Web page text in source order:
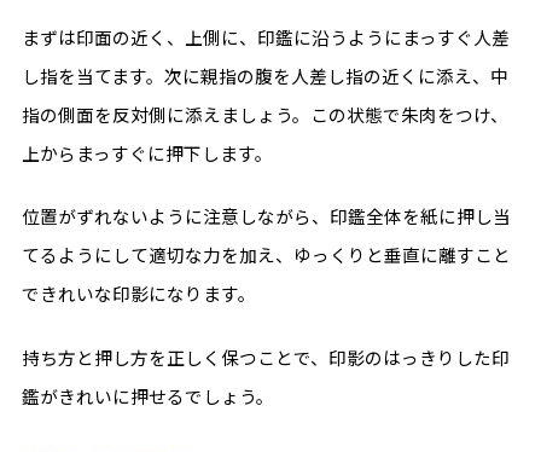
まずは印面の近く、上側に、印鑑に沿うようにまっすぐ人差
し指を当てます。次に親指の腹を人差し指の近くに添え、中
指の側面を反対側に添えましょう。この状態で朱肉をつけ、
上からまっすぐに押下します。
位置がずれないように注意しながら、印鑑全体を紙に押し当
てるようにして適切な力を加え、ゆっくりと垂直に離すこと
できれいな印影になります。
持ち方と押し方を正しく保つことで、印影のはっきりした印
鑑がきれいに押せるでしょう。